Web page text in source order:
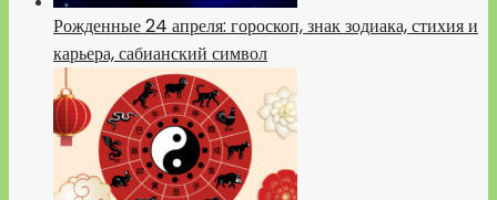
Рожденные 24 апреля: гороскоп, знак зодиака, стихия и
карьера, сабианский символ